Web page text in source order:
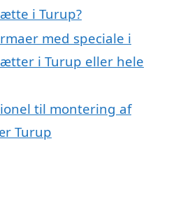
i Turup?
med speciale i
i Turup eller hele
til montering af
Turup